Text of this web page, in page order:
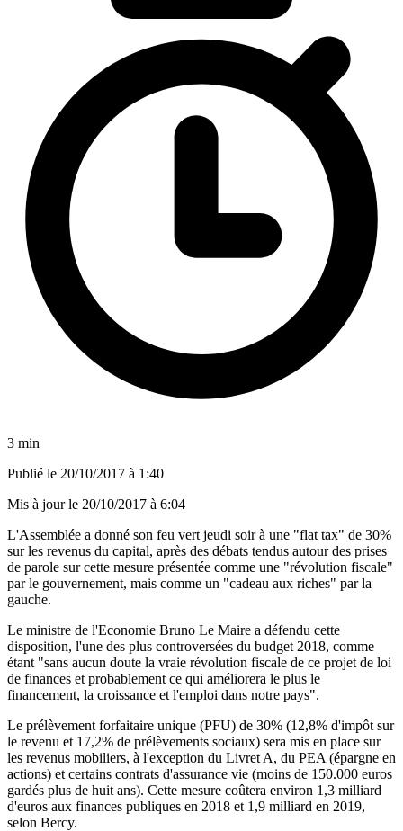
3 min
Publié le 20/10/2017 à 1:40
Mis à jour le 20/10/2017 à 6:04
L'Assemblée a donné son feu vert jeudi soir à une "flat tax" de 30%
sur les revenus du capital, après des débats tendus autour des prises
de parole sur cette mesure présentée comme une "révolution fiscale"
par le gouvernement, mais comme un "cadeau aux riches" par la
gauche.
Le ministre de l'Economie Bruno Le Maire a défendu cette
disposition, l'une des plus controversées du budget 2018, comme
étant "sans aucun doute la vraie révolution fiscale de ce projet de loi
de finances et probablement ce qui améliorera le plus le
financement, la croissance et l'emploi dans notre pays".
Le prélèvement forfaitaire unique (PFU) de 30% (12,8% d'impôt sur
le revenu et 17,2% de prélèvements sociaux) sera mis en place sur
les revenus mobiliers, à l'exception du Livret A, du PEA (épargne en
actions) et certains contrats d'assurance vie (moins de 150.000 euros
gardés plus de huit ans). Cette mesure coûtera environ 1,3 milliard
d'euros aux finances publiques en 2018 et 1,9 milliard en 2019,
selon Bercy.